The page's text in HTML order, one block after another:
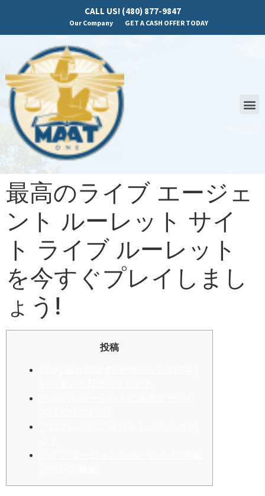
CALL US! (480) 877-9847
Our Company GET A CASH OFFER TODAY
最高のライブ エージェ
ント ルーレット サイ
ト ライブ ルーレット
を今すぐプレイしまし
ょう!
投稿